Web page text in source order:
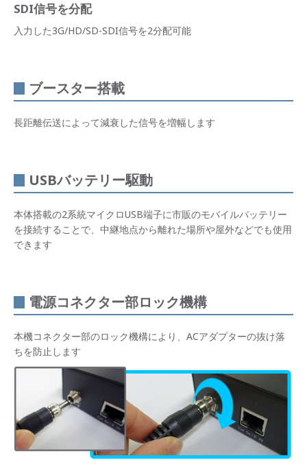
SDI信号を分配
入力した3G/HD/SD-SDI信号を2分配可能
ブースター搭載
長距離伝送によって減衰した信号を増幅します
USBバッテリー駆動
本体搭載の2系統マイクロUSB端子に市販のモバイルバッテリー
を接続することで、中継地点から離れた場所や屋外などでも使用
できます
電源コネクター部ロック機構
本機コネクター部のロック機構により、ACアダプターの抜け落
ちを防止します